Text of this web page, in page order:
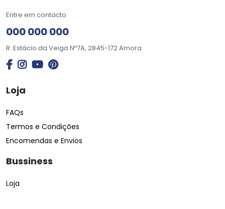
Entre em contacto
000 000 000
R. Estácio da Veiga Nº7A, 2845-172 Amora
Loja
FAQs
Termos e Condições
Encomendas e Envios
Bussiness
Loja